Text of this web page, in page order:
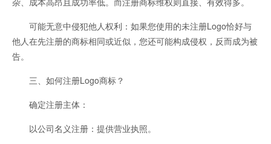
可能无意中侵犯他人权利：如果您使用的未注册Logo恰好与
他人在先注册的商标相同或近似，您还可能构成侵权，反而成为被
告。
三、如何注册Logo商标？
确定注册主体：
以公司名义注册：提供营业执照。